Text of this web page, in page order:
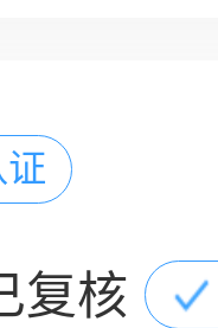
复核